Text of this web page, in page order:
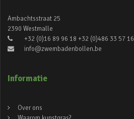
Ambachtsstraat 25
2390 Westmalle
+32 (0)16 89 96 18 +32 (0)486 33 57 16
info@zwembadenbollen.be
Informatie
Over ons